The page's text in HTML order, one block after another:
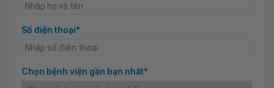
Số điện thoại*
Chọn bệnh viện gần bạn nhất*